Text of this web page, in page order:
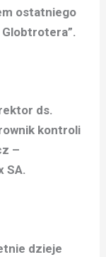
ostatniego
ds.
kontroli
–
SA.
dzieje